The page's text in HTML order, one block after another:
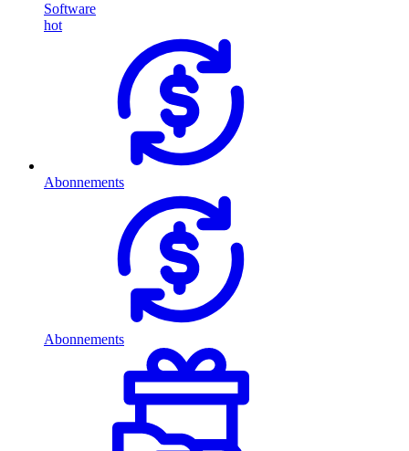
Software
hot
Abonnements
Abonnements